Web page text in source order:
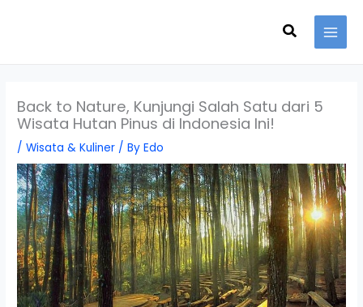
Search
Back to Nature, Kunjungi Salah Satu dari 5
Wisata Hutan Pinus di Indonesia Ini!
/Wisata & Kuliner / ByEdo